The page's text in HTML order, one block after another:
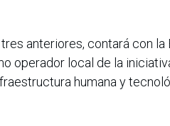
anteriores, contará con
operador local de la
humana y